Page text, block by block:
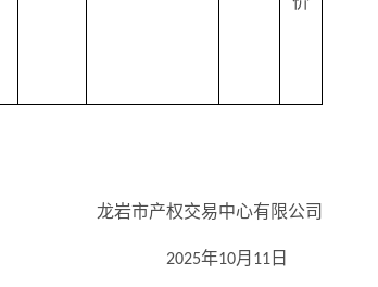
龙岩市产权交易中心有限公司
2025年10月 11 日